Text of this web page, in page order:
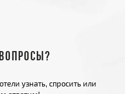
узнать, спросить или